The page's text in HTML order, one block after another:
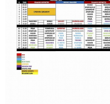
KONTAKT